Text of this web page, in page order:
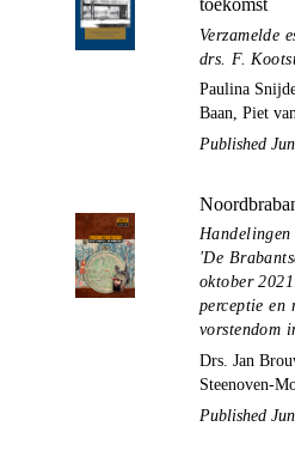
toekomst
Verzamelde
drs. F.
Paulina
Baan, Piet
Published
'De
oktober
perceptie en
vorstendom
Drs. Jan
Steenoven-
Published